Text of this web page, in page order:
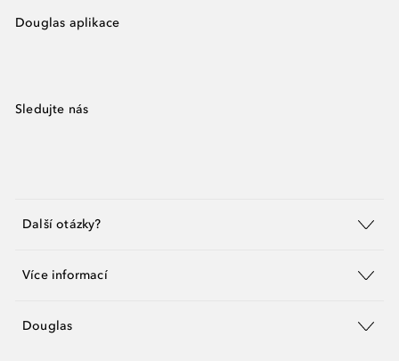
Douglas aplikace
Sledujte nás
Další otázky?
Více informací
Douglas